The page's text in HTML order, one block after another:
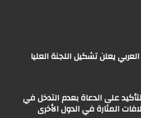
يعلن تشكيل اللجنة العليا
على الدعاة بعدم التدخل في
المثارة في الدول الأخرى